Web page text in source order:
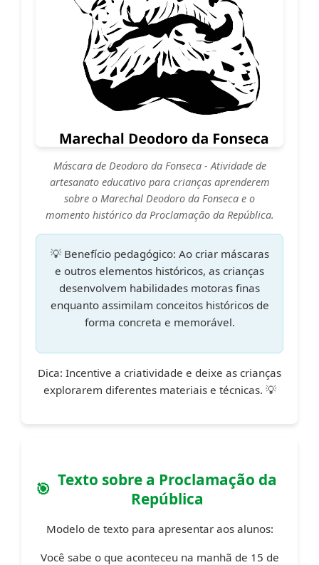
Máscara de Deodoro da Fonseca- Atividade de
artesanato educativo para crianças aprenderem
sobre o Marechal Deodoro da Fonseca e o
momento histórico da Proclamação da República.
💡 Benefício pedagógico: Ao criar máscaras
e outros elementos históricos, as crianças
desenvolvem habilidades motoras finas
enquanto assimilam conceitos históricos de
forma concreta e memorável.
Dica: Incentive a criatividade e deixe as crianças
explorarem diferentes materiais e técnicas. 💡
Texto sobre a Proclamação da
República
Modelo de texto para apresentar aos alunos:
Você sabe o que aconteceu na manhã de 15 de